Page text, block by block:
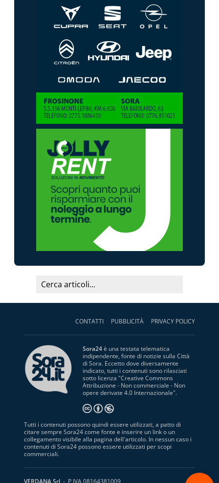
CONTATTI PUBBLICITÀ PRIVACY POLICY
Sora24è una testata telematica
indipendente, fonte di notizie sulla Città
di Sora. Eccetto dove diversamente
indicato, tutti i contenuti sono rilasciati
sotto licenza "Creative Commons
Attribuzione - Non commerciale - Non
opere derivate 4.0 Internazionale".
Tutti i contenuti possono quindi essere utilizzati, a patto di
citare sempre Sora24 come fonte e inserire un link o un
collegamento visibile alla pagina dell'articolo. In nessun caso i
contenuti di Sora24 possono essere utilizzati per scopi
commerciali.